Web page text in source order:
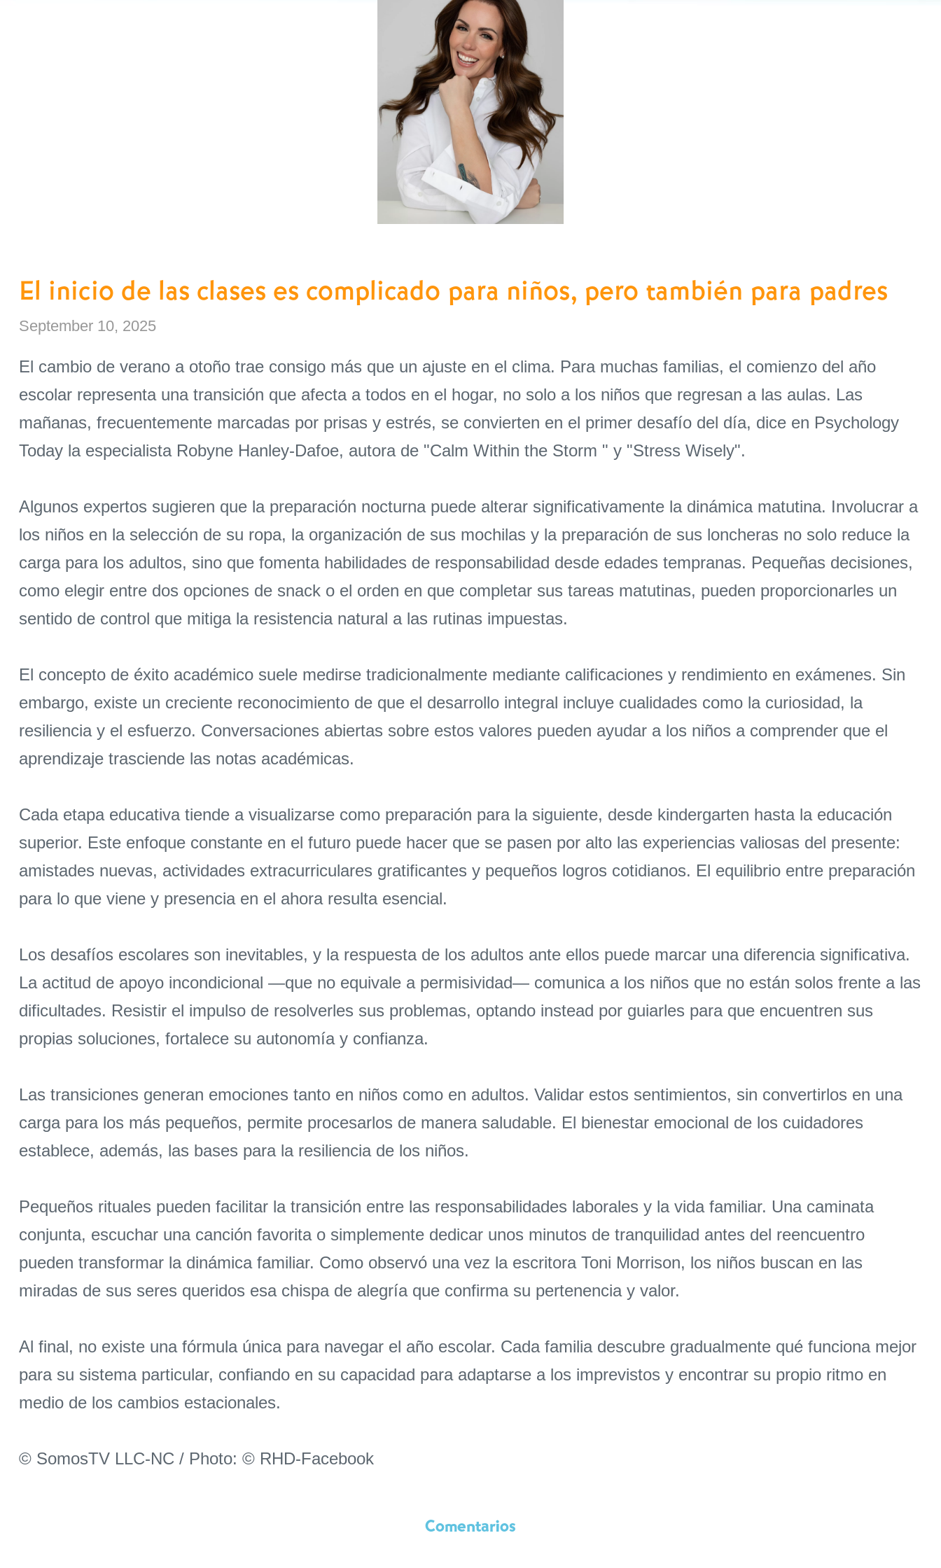
El inicio de las clases es complicado para niños, pero también para padres
September 10, 2025
El cambio de verano a otoño trae consigo más que un ajuste en el clima. Para muchas familias, el comienzo del año
escolar representa una transición que afecta a todos en el hogar, no solo a los niños que regresan a las aulas. Las
mañanas, frecuentemente marcadas por prisas y estrés, se convierten en el primer desafío del día, dice en Psychology
Today la especialista Robyne Hanley-Dafoe, autora de "Calm Within the Storm " y "Stress Wisely".
Algunos expertos sugieren que la preparación nocturna puede alterar significativamente la dinámica matutina. Involucrar a
los niños en la selección de su ropa, la organización de sus mochilas y la preparación de sus loncheras no solo reduce la
carga para los adultos, sino que fomenta habilidades de responsabilidad desde edades tempranas. Pequeñas decisiones,
como elegir entre dos opciones de snack o el orden en que completar sus tareas matutinas, pueden proporcionarles un
sentido de control que mitiga la resistencia natural a las rutinas impuestas.
El concepto de éxito académico suele medirse tradicionalmente mediante calificaciones y rendimiento en exámenes. Sin
embargo, existe un creciente reconocimiento de que el desarrollo integral incluye cualidades como la curiosidad, la
resiliencia y el esfuerzo. Conversaciones abiertas sobre estos valores pueden ayudar a los niños a comprender que el
aprendizaje trasciende las notas académicas.
Cada etapa educativa tiende a visualizarse como preparación para la siguiente, desde kindergarten hasta la educación
superior. Este enfoque constante en el futuro puede hacer que se pasen por alto las experiencias valiosas del presente:
amistades nuevas, actividades extracurriculares gratificantes y pequeños logros cotidianos. El equilibrio entre preparación
para lo que viene y presencia en el ahora resulta esencial.
Los desafíos escolares son inevitables, y la respuesta de los adultos ante ellos puede marcar una diferencia significativa.
La actitud de apoyo incondicional —que no equivale a permisividad— comunica a los niños que no están solos frente a las
dificultades. Resistir el impulso de resolverles sus problemas, optando instead por guiarles para que encuentren sus
propias soluciones, fortalece su autonomía y confianza.
Las transiciones generan emociones tanto en niños como en adultos. Validar estos sentimientos, sin convertirlos en una
carga para los más pequeños, permite procesarlos de manera saludable. El bienestar emocional de los cuidadores
establece, además, las bases para la resiliencia de los niños.
Pequeños rituales pueden facilitar la transición entre las responsabilidades laborales y la vida familiar. Una caminata
conjunta, escuchar una canción favorita o simplemente dedicar unos minutos de tranquilidad antes del reencuentro
pueden transformar la dinámica familiar. Como observó una vez la escritora Toni Morrison, los niños buscan en las
miradas de sus seres queridos esa chispa de alegría que confirma su pertenencia y valor.
Al final, no existe una fórmula única para navegar el año escolar. Cada familia descubre gradualmente qué funciona mejor
para su sistema particular, confiando en su capacidad para adaptarse a los imprevistos y encontrar su propio ritmo en
medio de los cambios estacionales.
© SomosTV LLC-NC / Photo: © RHD-Facebook
Comentarios